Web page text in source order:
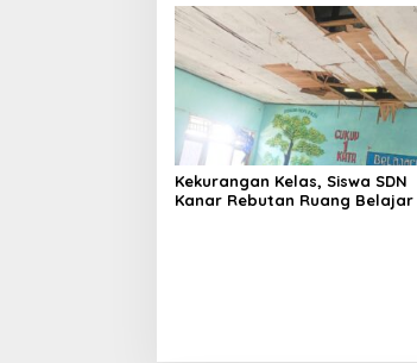
Kekurangan Kelas, Siswa SDN
Kanar Rebutan Ruang Belajar